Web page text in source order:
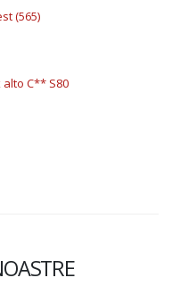
(565)
C** S80